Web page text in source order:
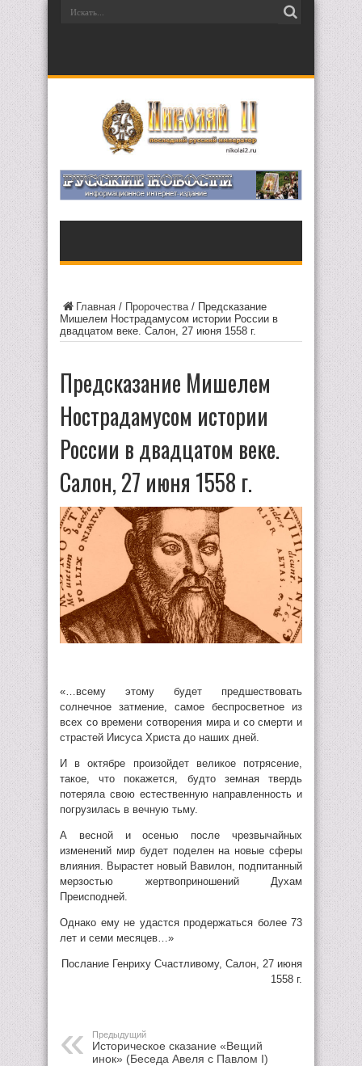
Главная / Пророчества/ Предсказание
Мишелем Нострадамусом истории России в
двадцатом веке. Салон, 27 июня 1558 г.
Предсказание Мишелем
Нострадамусом истории
России в двадцатом веке.
Салон, 27 июня 1558 г.
«…всему этому будет предшествовать
солнечное затмение, самое беспросветное из
всех со времени сотворения мира и со смерти и
страстей Иисуса Христа до наших дней.
И в октябре произойдет великое потрясение,
такое, что покажется, будто земная твердь
потеряла свою естественную направленность и
погрузилась в вечную тьму.
А весной и осенью после чрезвычайных
изменений мир будет поделен на новые сферы
влияния. Вырастет новый Вавилон, подпитанный
мерзостью жертвоприношений Духам
Преисподней.
Однако ему не удастся продержаться более 73
лет и семи месяцев…»
Послание Генриху Счастливому, Салон, 27 июня
1558 г.
Предыдущий
Историческое сказание «Вещий
инок» (Беседа Авеля с Павлом I)